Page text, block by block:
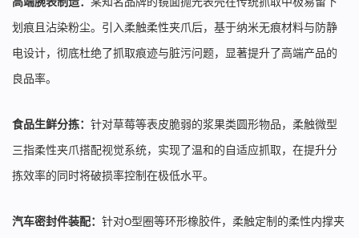
划痕且沾染粉尘。引入柔触柔性夹爪后，基于纳米无痕材料与防静
电设计，彻底杜绝了抓取痕迹与脏污问题，显著提升了高端产品的
良品率。
食品生鲜分拣： 针对草莓等表皮脆弱的浆果类圆形物品，柔触微型
三指柔性夹爪搭配视觉系统，实现了温和的自适应抓取，在提升分
拣效率的同时将破损率控制在极低水平。
汽车密封件装配： 针对O型圈等环形橡胶件，柔触定制的柔性内撑夹